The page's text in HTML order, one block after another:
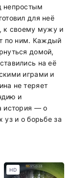
непростым
для неё
к своему мужу и
по ним. Каждый
домой,
на её
играми и
не теряет
и
история — о
уз и о борьбе за
HD